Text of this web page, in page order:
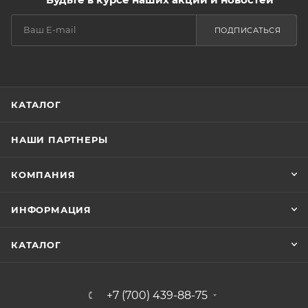
ПОДПИСАТЬСЯ
КАТАЛОГ
НАШИ ПАРТНЕРЫ
КОМПАНИЯ
ИНФОРМАЦИЯ
КАТАЛОГ
+7 (700) 439-88-75